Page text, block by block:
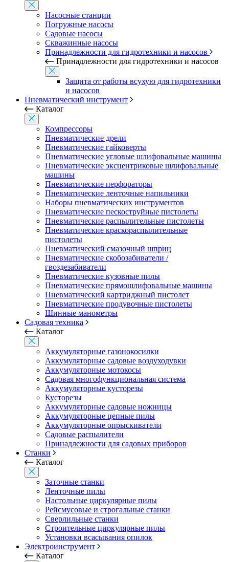
Насосные станции
Погружные насосы
Садовые насосы
Скважинные насосы
Принадлежности для гидротехники и насосов
Принадлежности для гидротехники и насосов
Защита от работы всухую для гидротехники
и насосов
Пневматический инструмент
Каталог
Компрессоры
Пневматические дрели
Пневматические гайковерты
Пневматические угловые шлифовальные машины
Пневматические эксцентриковые шлифовальные
машины
Пневматические перфораторы
Пневматические ленточные напильники
Наборы пневматических инструментов
Пневматические пескоструйные пистолеты
Пневматические распылительные пистолеты
Пневматические краскораспылительные
пистолеты
Пневматический смазочный шприц
Пневматические скобозабиватели /
гвоздезабиватели
Пневматические кузовные пилы
Пневматические прямошлифовальные машины
Пневматический картриджный пистолет
Пневматические продувочные пистолеты
Шинные манометры
Садовая техника
Каталог
Аккумуляторные газонокосилки
Аккумуляторные садовые воздуходувки
Аккумуляторные мотокосы
Садовая многофункциональная система
Аккумуляторные кусторезы
Кусторезы
Аккумуляторные садовые ножницы
Аккумуляторные цепные пилы
Аккумуляторные опрыскиватели
Садовые распылители
Принадлежности для садовых приборов
Станки
Каталог
Заточные станки
Ленточные пилы
Настольные циркулярные пилы
Рейсмусовые и строгальные станки
Сверлильные станки
Строительные циркулярные пилы
Установки всасывания опилок
Электроинструмент
Каталог